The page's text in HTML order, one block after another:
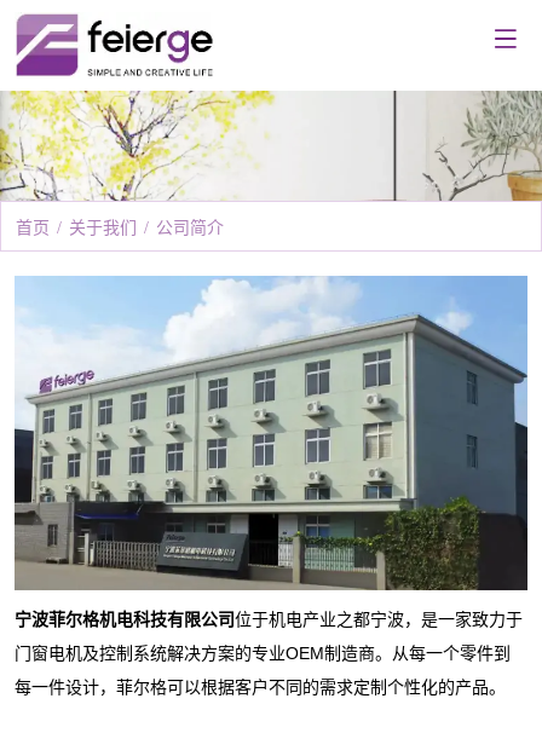
首页 / 关于我们 / 公司简介
宁波菲尔格机电科技有限公司位于机电产业之都宁波，是一家致力于
门窗电机及控制系统解决方案的专业OEM制造商。从每一个零件到
每一件设计，菲尔格可以根据客户不同的需求定制个性化的产品。